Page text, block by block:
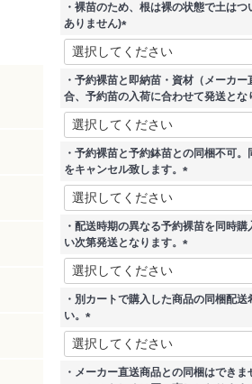
・裸苗のため、根は裸の状態で土は
ありません)
(
必
須
)
・予約裸苗と即納苗・資材（メーカ
合、予約苗の入荷に合わせて発送とな
・予約裸苗と予約鉢苗との同梱不可
をキャンセル致します。
(
須
)
・配送時期の異なる予約裸苗を同時
い次第発送となります。
(
須
・別カートで購入した商品の同梱配
い。
(
必
須
・メーカー直送商品との同梱はでき